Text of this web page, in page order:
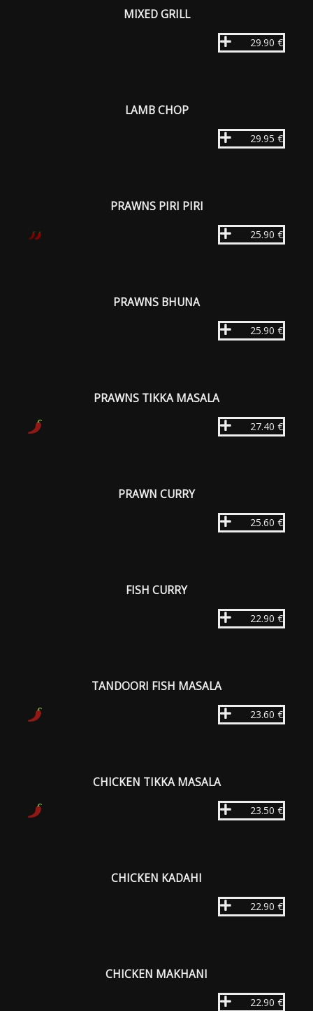
MIXED GRILL
29.90 €
LAMB CHOP
29.95 €
PRAWNS PIRI PIRI
25.90 €
PRAWNS BHUNA
25.90 €
PRAWNS TIKKA MASALA
27.40 €
PRAWN CURRY
25.60 €
FISH CURRY
22.90 €
TANDOORI FISH MASALA
23.60 €
CHICKEN TIKKA MASALA
23.50 €
CHICKEN KADAHI
22.90 €
CHICKEN MAKHANI
22.90 €